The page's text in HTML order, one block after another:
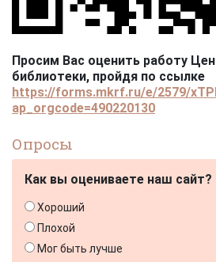
Просим Вас оценить работу
библиотеки, пройдя по ссылке
https://forms.mkrf.ru/e/2579/
ap_orgcode=490220130
Опросы
Как вы оцениваете наш сайт?
Хороший
Плохой
Мог быть лучше